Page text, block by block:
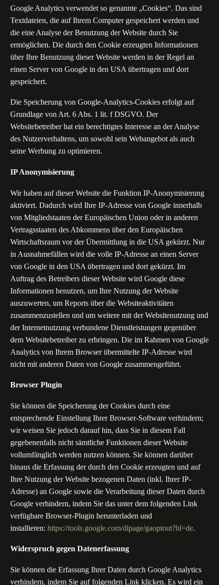
Google Analytics verwendet so genannte „Cookies“. Das sind
Textdateien, die auf Ihrem Computer gespeichert werden und
die eine Analyse der Benutzung der Website durch Sie
ermöglichen. Die durch den Cookie erzeugten Informationen
über Ihre Benutzung dieser Website werden in der Regel an
einen Server von Google in den USA übertragen und dort
gespeichert.
Die Speicherung von Google-Analytics-Cookies erfolgt auf
Grundlage von Art. 6 Abs. 1 lit. f DSGVO. Der
Websitebetreiber hat ein berechtigtes Interesse an der Analyse
des Nutzerverhaltens, um sowohl sein Webangebot als auch
seine Werbung zu optimieren.
IP Anonymisierung
Wir haben auf dieser Website die Funktion IP-Anonymisierung
aktiviert. Dadurch wird Ihre IP-Adresse von Google innerhalb
von Mitgliedstaaten der Europäischen Union oder in anderen
Vertragsstaaten des Abkommens über den Europäischen
Wirtschaftsraum vor der Übermittlung in die USA gekürzt. Nur
in Ausnahmefällen wird die volle IP-Adresse an einen Server
von Google in den USA übertragen und dort gekürzt. Im
Auftrag des Betreibers dieser Website wird Google diese
Informationen benutzen, um Ihre Nutzung der Website
auszuwerten, um Reports über die Websiteaktivitäten
zusammenzustellen und um weitere mit der Websitenutzung und
der Internetnutzung verbundene Dienstleistungen gegenüber
dem Websitebetreiber zu erbringen. Die im Rahmen von Google
Analytics von Ihrem Browser übermittelte IP-Adresse wird
nicht mit anderen Daten von Google zusammengeführt.
Browser Plugin
Sie können die Speicherung der Cookies durch eine
entsprechende Einstellung Ihrer Browser-Software verhindern;
wir weisen Sie jedoch darauf hin, dass Sie in diesem Fall
gegebenenfalls nicht sämtliche Funktionen dieser Website
vollumfänglich werden nutzen können. Sie können darüber
hinaus die Erfassung der durch den Cookie erzeugten und auf
Ihre Nutzung der Website bezogenen Daten (inkl. Ihrer IP-
Adresse) an Google sowie die Verarbeitung dieser Daten durch
Google verhindern, indem Sie das unter dem folgenden Link
verfügbare Browser-Plugin herunterladen und
installieren: https://tools.google.com/dlpage/gaoptout?hl=de.
Widerspruch gegen Datenerfassung
Sie können die Erfassung Ihrer Daten durch Google Analytics
verhindern, indem Sie auf folgenden Link klicken. Es wird ein